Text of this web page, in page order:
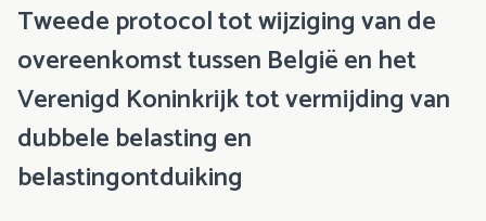
Tweede protocol tot wijziging van de
overeenkomst tussen België en het
Verenigd Koninkrijk tot vermijding van
dubbele belasting en
belastingontduiking